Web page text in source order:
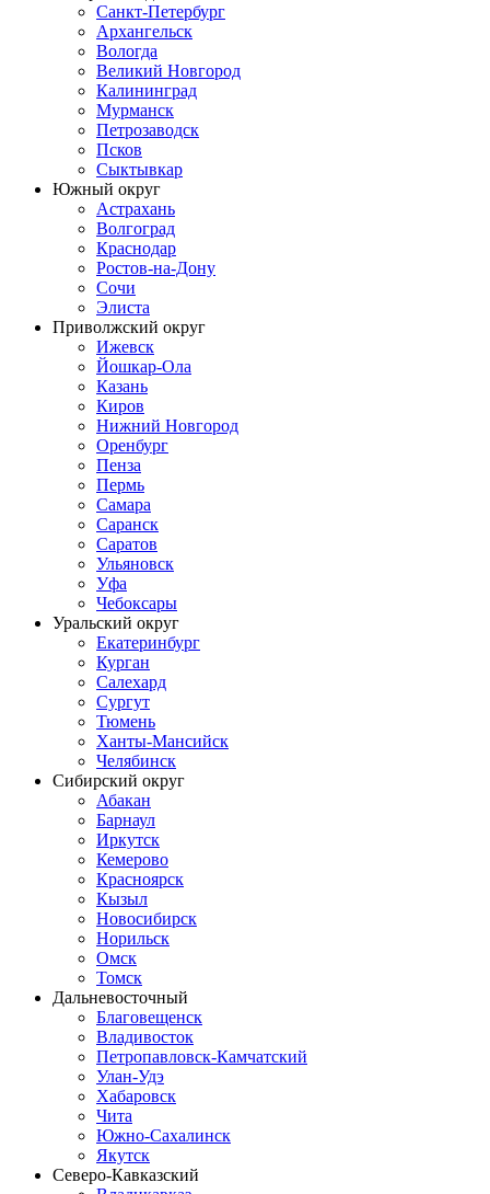
Санкт-Петербург
Архангельск
Вологда
Великий Новгород
Калининград
Мурманск
Петрозаводск
Псков
Сыктывкар
Южный округ
Астрахань
Волгоград
Краснодар
Ростов-на-Дону
Сочи
Элиста
Приволжский округ
Ижевск
Йошкар-Ола
Казань
Киров
Нижний Новгород
Оренбург
Пенза
Пермь
Самара
Саранск
Саратов
Ульяновск
Уфа
Чебоксары
Уральский округ
Екатеринбург
Курган
Салехард
Сургут
Тюмень
Ханты-Мансийск
Челябинск
Сибирский округ
Абакан
Барнаул
Иркутск
Кемерово
Красноярск
Кызыл
Новосибирск
Норильск
Омск
Томск
Дальневосточный
Благовещенск
Владивосток
Петропавловск-Камчатский
Улан-Удэ
Хабаровск
Чита
Южно-Сахалинск
Якутск
Северо-Кавказский